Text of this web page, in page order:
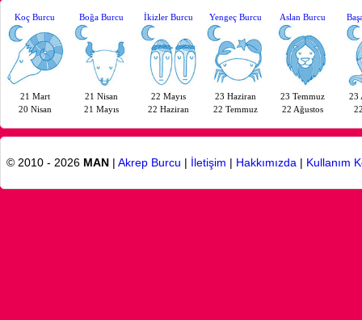
Koç Burcu
21 Mart
20 Nisan
Boğa Burcu
21 Nisan
21 Mayıs
İkizler Burcu
22 Mayıs
22 Haziran
Yengeç Burcu
23 Haziran
22 Temmuz
Aslan Burcu
23 Temmuz
22 Ağustos
23
© 2010 - 2026 MAN | Akrep Burcu | İletişim | Hakkımızda | Kullanım